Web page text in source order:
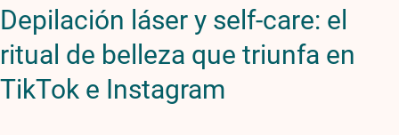
Depilación láser y self-care: el
ritual de belleza que triunfa en
TikTok e Instagram
triunfa
TikTok